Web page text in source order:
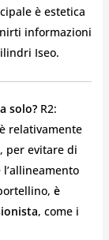
è estetica
informazioni
Iseo.
solo?R2:
relativamente
per evitare di
è
, come i